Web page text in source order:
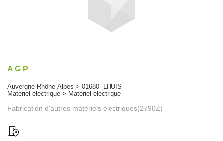
A G P
Auvergne-Rhône-Alpes > 01680 LHUIS
Matériel électrique > Matériel électrique
Fabrication d'autres matériels électriques(2790Z)